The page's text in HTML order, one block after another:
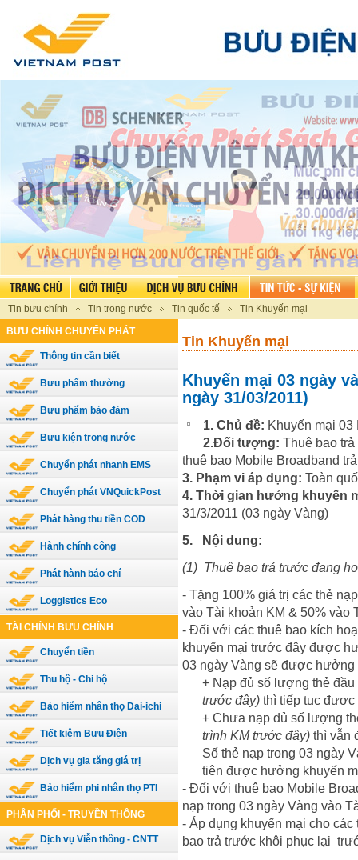
Tin bưu chính Tin trong nước Tin quốc tế
Tin Khuyến mại
BƯU CHÍNH CHUYỂN PHÁT
Thông tin cần biết
Bưu phẩm thường
Bưu phẩm bảo đảm
Bưu kiện trong nước
Chuyển phát nhanh EMS
Chuyển phát VNQuickPost
Phát hàng thu tiền COD
Hành chính công
Phát hành báo chí
Loggistics Eco
TÀI CHÍNH BƯU CHÍNH
Chuyển tiền
Thu hộ - Chi hộ
Bảo hiểm nhân thọ Dai-ichi
Tiết kiệm Bưu Điện
Dịch vụ gia tăng giá trị
Bảo hiểm phi nhân thọ PTI
PHÂN PHỐI - TRUYỀN THÔNG
Dịch vụ Viễn thông - CNTT
Tin Khuyến mại
Khuyến mại 03 ngày
ngày 31/03/2011)
1. Chủ đề: Khuyến mại 03
2.Đối tượng: Thuê bao
thuê bao Mobile Broadband
3. Phạm vi áp dụng: Toàn
4. Thời gian hưởng khuyến
31/3/2011 (03 ngày Vàng)
5.
Nội dung:
(1) Thuê bao trả trước đang
- Tặng 100% giá trị các thẻ
vào Tài khoản KM & 50% vào
- Đối với các thuê bao kích
khuyến mại trước đây được
03 ngày Vàng sẽ được hưởng
+ Nạp đủ số lượng thẻ
trước đây) thì tiếp tục
+ Chưa nạp đủ số lượng
trình KM trước đây) thì vẫn
Số thẻ nạp trong 03 ngày
tiên được hưởng khuyến
- Đối với thuê bao Mobile
nạp trong 03 ngày Vàng vào
- Áp dụng khuyến mại cho
bao trả trước khôi phục lại